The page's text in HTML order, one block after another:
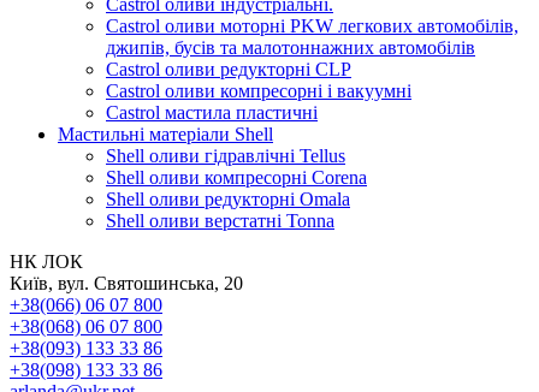
Castrol оливи моторні PKW легкових автомобілів,
джипів, бусів та малотоннажних автомобілів
Castrol оливи редукторні CLP
Castrol оливи компресорні і вакуумні
Castrol мастила пластичні
Мастильні матеріали Shell
Shell оливи гідравлічні Tellus
Shell оливи компресорні Corena
Shell оливи редукторні Omala
Shell оливи верстатні Tonna
НК ЛОК
Київ, вул. Святошинська, 20
+38(066) 06 07 800
+38(068) 06 07 800
+38(093) 133 33 86
+38(098) 133 33 86